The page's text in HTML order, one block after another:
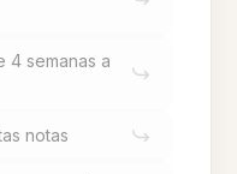
4 semanas a
notas